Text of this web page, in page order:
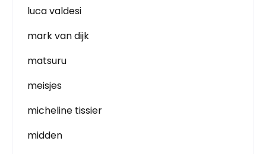
luca valdesi
mark van dijk
matsuru
meisjes
micheline tissier
midden